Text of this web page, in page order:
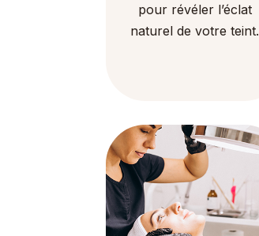
pour révéler l’éclat
naturel de votre teint.